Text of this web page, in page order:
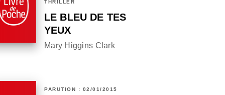
THRILLER
LE BLEU DE TES
YEUX
Mary Higgins Clark
PARUTION : 02/01/2015